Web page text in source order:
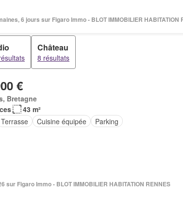
6 jours sur Figaro Immo - BLOT IMMOBILIER HABITATION
Château
8 résultats
€
Bretagne
43 m²
Terrasse Cuisine équipée Parking
sur Figaro Immo - BLOT IMMOBILIER HABITATION RENNES